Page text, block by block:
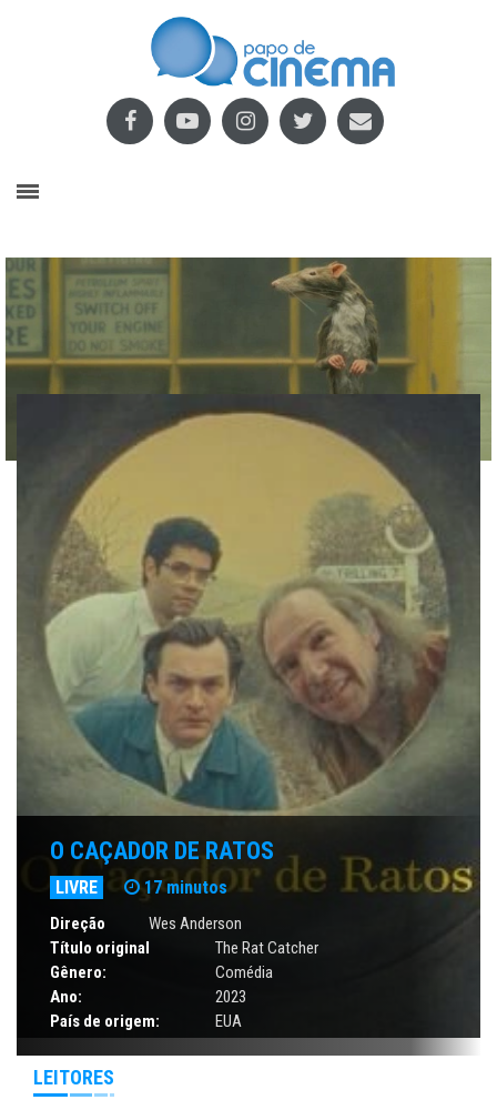
O CAÇADOR DE RATOS
LIVRE 17 minutos
Direção
Wes Anderson
Título original
The Rat Catcher
Gênero:
Comédia
Ano:
2023
País de origem:
EUA
LEITORES